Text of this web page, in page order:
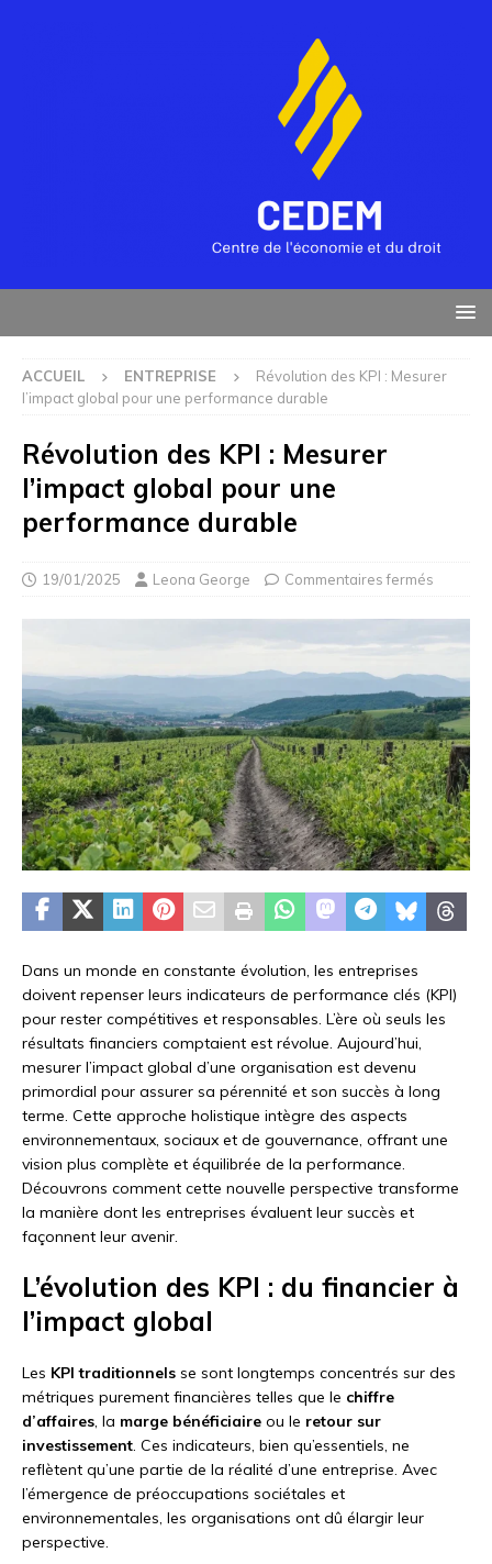
ACCUEIL ENTREPRISE
Révolution des KPI : Mesurer
l’impact global pour une performance durable
Révolution des KPI : Mesurer
l’impact global pour une
performance durable
19/01/2025 Leona George Commentaires fermés
Dans un monde en constante évolution, les entreprises
doivent repenser leurs indicateurs de performance clés (KPI)
pour rester compétitives et responsables. L’ère où seuls les
résultats financiers comptaient est révolue. Aujourd’hui,
mesurer l’impact global d’une organisation est devenu
primordial pour assurer sa pérennité et son succès à long
terme. Cette approche holistique intègre des aspects
environnementaux, sociaux et de gouvernance, offrant une
vision plus complète et équilibrée de la performance.
Découvrons comment cette nouvelle perspective transforme
la manière dont les entreprises évaluent leur succès et
façonnent leur avenir.
L’évolution des KPI : du financier à
l’impact global
Les KPI traditionnels se sont longtemps concentrés sur des
métriques purement financières telles que le chiffre
d’affaires, la marge bénéficiaire ou le retour sur
investissement. Ces indicateurs, bien qu’essentiels, ne
reflètent qu’une partie de la réalité d’une entreprise. Avec
l’émergence de préoccupations sociétales et
environnementales, les organisations ont dû élargir leur
perspective.